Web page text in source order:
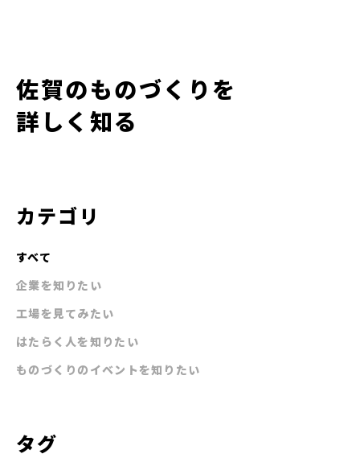
佐賀のものづくりを
詳しく知る
カテゴリ
すべて
企業を知りたい
工場を見てみたい
はたらく人を知りたい
ものづくりのイベントを知りたい
タグ